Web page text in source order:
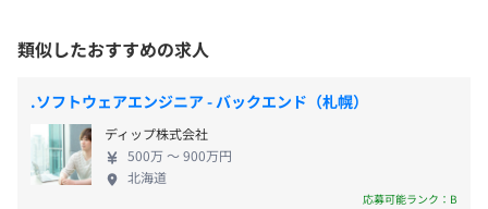
など、ご自身の希望とすり合わせながらキャリアを形成し
相談の上、ご希望のマシンを支給いたします。
■東京メトロ「神保町駅」より徒歩5分
■都営地下鉄「小川町駅」より徒歩5分
■JR「御茶ノ水駅」より徒歩7分
■完全週休2日制（土日）
■祝日
■年末年始休暇
■夏季休暇
ンサル部隊と一緒にプロジェクトに参画していただ
きます。大手コンサルティングファーム出身者だけで
なく、ベンチャー出身者やSI出身者などさまざまな
バックグラウンドを持つコンサルタントとともに働
ける環境です。ITコンサルの技術やノウハウを現場で
直接学べるので、ITコンサルタントとしてのキャリア
を築くこともできます。 ◆スペシャリストとして活
類似したおすすめの求人
.ソフトウェアエンジニア - バックエンド（札幌）
ディップ株式会社
500万 〜 900万円
北海道
応募可能ランク：B